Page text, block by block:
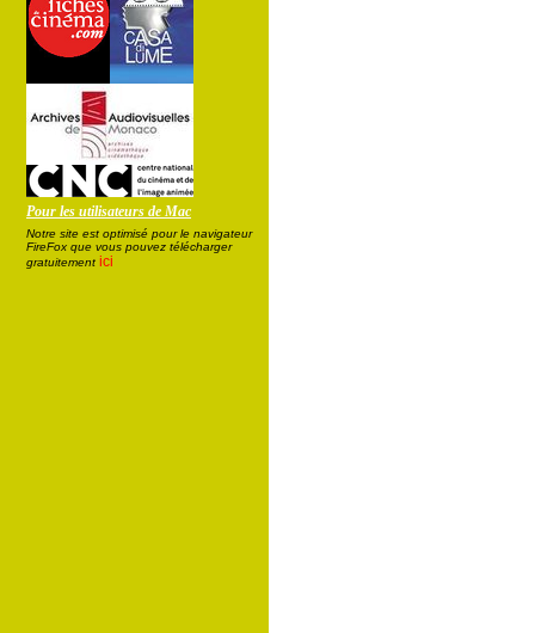
Pour les utilisateurs de Mac
Notre site est optimisé pour le navigateur
FireFox que vous pouvez télécharger
gratuitement ici